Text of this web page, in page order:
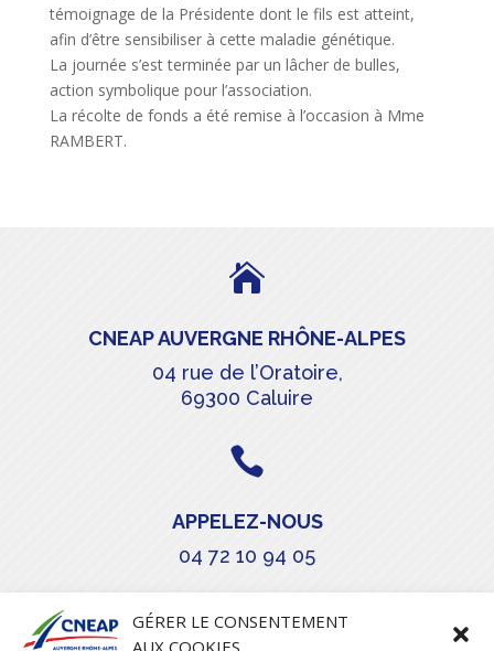
GÉRER LE CONSENTEMENT
AUX COOKIES
témoignage de la Présidente dont le fils est atteint,
afin d’être sensibiliser à cette maladie génétique.
La journée s’est terminée par un lâcher de bulles,
action symbolique pour l’association.
La récolte de fonds a été remise à l’occasion à Mme
RAMBERT.

CNEAP AUVERGNE RHÔNE-ALPES
04 rue de l’Oratoire,
69300 Caluire

APPELEZ-NOUS
04 72 10 94 05
